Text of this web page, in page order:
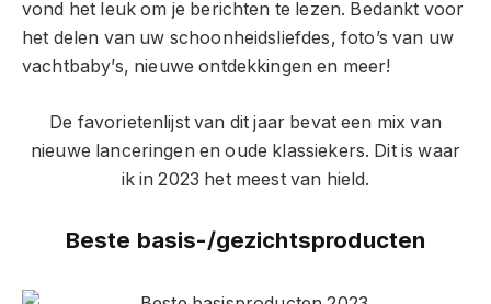
vond het leuk om je berichten te lezen. Bedankt voor
het delen van uw schoonheidsliefdes, foto’s van uw
vachtbaby’s, nieuwe ontdekkingen en meer!
De favorietenlijst van dit jaar bevat een mix van
nieuwe lanceringen en oude klassiekers. Dit is waar
ik in 2023 het meest van hield.
Beste basis-/gezichtsproducten